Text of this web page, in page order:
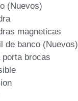
(Nuevos)
magneticas
de banco (Nuevos)
porta brocas